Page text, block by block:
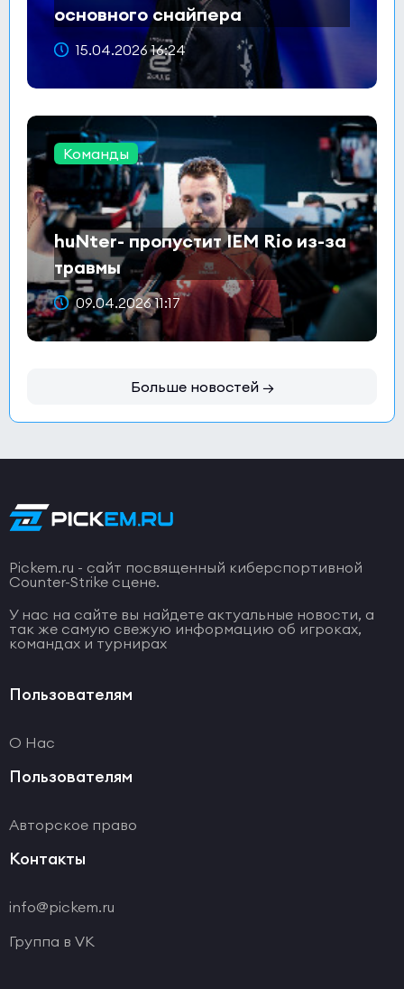
основного снайпера
15.04.2026 16:24
Команды
huNter- пропустит IEM Rio из-за
травмы
09.04.2026 11:17
Больше новостей →
Pickem.ru - сайт посвященный киберспортивной
Counter-Strike сцене.
У нас на сайте вы найдете актуальные новости, а
так же самую свежую информацию об игроках,
командах и турнирах
Пользователям
О Нас
Пользователям
Авторское право
Контакты
info@pickem.ru
Группа в VK